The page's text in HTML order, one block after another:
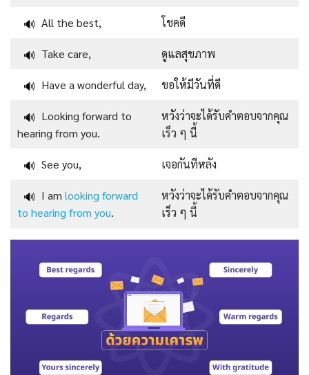
🔊 All the best, โชคดี
🔊 Take care, ดูแลสุขภาพ
🔊 Have a wonderful day, ขอให้มีวันที่ดี
🔊 Looking forward to
hearing from you.
หวังว่าจะได้รับคำตอบจากคุณ
เร็ว ๆ นี้
🔊 See you, เจอกันทีหลัง
🔊 I am looking forward
to hearing from you.
หวังว่าจะได้รับคำตอบจากคุณ
เร็ว ๆ นี้